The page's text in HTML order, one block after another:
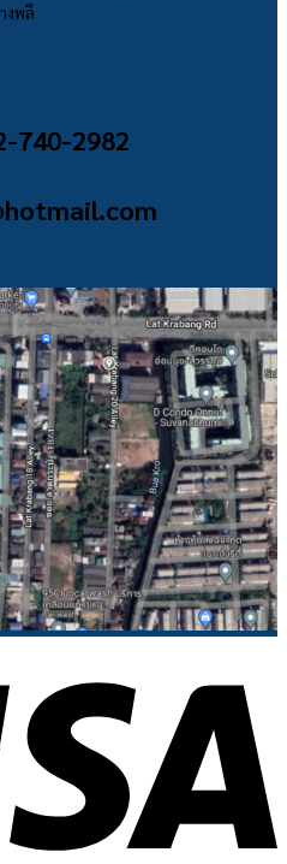
งพลี
740-2982